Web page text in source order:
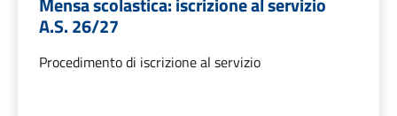
A.S. 26/27
Procedimento di iscrizione al servizio